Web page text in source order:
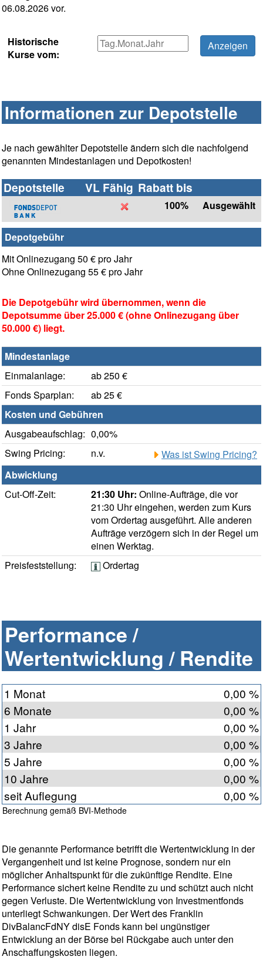
06.08.2026 vor.
Historische
Kurse vom:
Informationen zur Depotstelle
Je nach gewählter Depotstelle ändern sich die nachfolgend
genannten Mindestanlagen und Depotkosten!
Depotstelle VL Fähig Rabatt bis
100% Ausgewählt
Depotgebühr
Mit Onlinezugang 50 € pro Jahr
Ohne Onlinezugang 55 € pro Jahr
Die Depotgebühr wird übernommen, wenn die
Depotsumme über 25.000 € (ohne Onlinezugang über
50.000 €) liegt.
Mindestanlage
Einmalanlage:
ab 250 €
Fonds Sparplan:
ab 25 €
Kosten und Gebühren
Ausgabeaufschlag: 0,00%
Swing Pricing:
n.v.
Was ist Swing Pricing?
Abwicklung
Cut-Off-Zeit:
21:30 Uhr: Online-Aufträge, die vor
21:30 Uhr eingehen, werden zum Kurs
vom Ordertag ausgeführt. Alle anderen
Aufträge verzögern sich in der Regel um
einen Werktag.
Preisfeststellung:
Ordertag
Performance /
Wertentwicklung / Rendite
1 Monat
0,00 %
6 Monate
0,00 %
1 Jahr
0,00 %
3 Jahre
0,00 %
5 Jahre
0,00 %
10 Jahre
0,00 %
seit Auflegung
0,00 %
Berechnung gemäß BVI-Methode
Die genannte Performance betrifft die Wertentwicklung in der
Vergangenheit und ist keine Prognose, sondern nur ein
möglicher Anhaltspunkt für die zukünftige Rendite. Eine
Performance sichert keine Rendite zu und schützt auch nicht
gegen Verluste. Die Wertentwicklung von Investmentfonds
unterliegt Schwankungen. Der Wert des Franklin
DivBalancFdNY disE Fonds kann bei ungünstiger
Entwicklung an der Börse bei Rückgabe auch unter den
Anschaffungskosten liegen.